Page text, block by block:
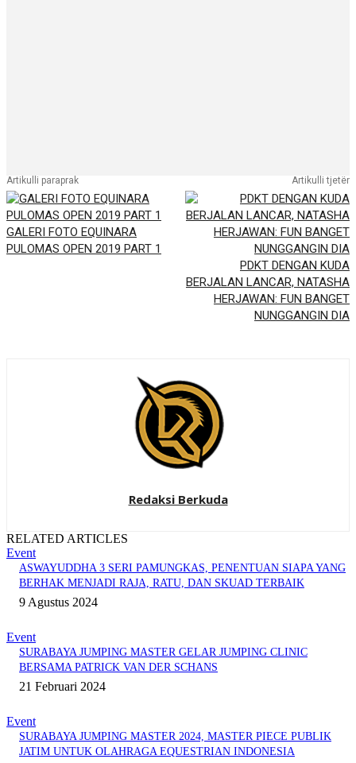
Artikulli paraprak
GALERI FOTO EQUINARA
PULOMAS OPEN 2019 PART 1
Artikulli tjetër
PDKT DENGAN KUDA
BERJALAN LANCAR, NATASHA
HERJAWAN: FUN BANGET
NUNGGANGIN DIA
Redaksi Berkuda
RELATED ARTICLES
Event
ASWAYUDDHA 3 SERI PAMUNGKAS, PENENTUAN SIAPA YANG
BERHAK MENJADI RAJA, RATU, DAN SKUAD TERBAIK
9 Agustus 2024
Event
SURABAYA JUMPING MASTER GELAR JUMPING CLINIC
BERSAMA PATRICK VAN DER SCHANS
21 Februari 2024
Event
SURABAYA JUMPING MASTER 2024, MASTER PIECE PUBLIK
JATIM UNTUK OLAHRAGA EQUESTRIAN INDONESIA